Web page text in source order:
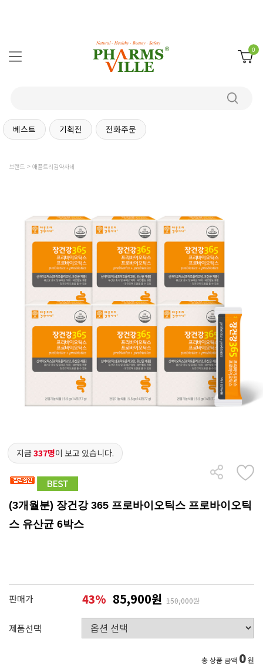
0
베스트 기획전 전화주문
브랜드 애플트리김약사네
지금 337명이 보고 있습니다.
(3개월분) 장건강 365 프로바이오틱스 프로바이오틱
스 유산균 6박스
판매가 43% 85,900원 150,000원
제품선택
총 상품 금액 0원